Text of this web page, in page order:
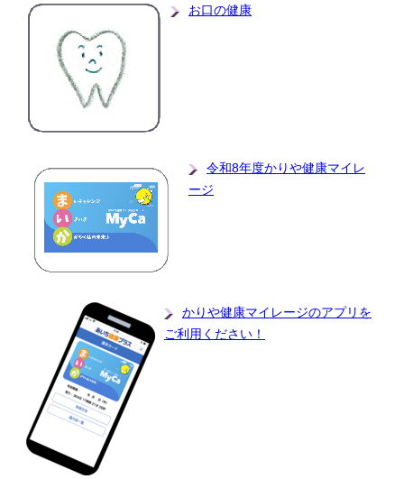
お口の健康
令和8年度かりや健康マイレ
ージ
かりや健康マイレージのアプリを
ご利用ください！